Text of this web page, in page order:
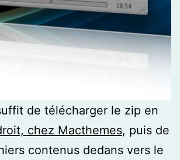
de télécharger le zip en
chez Macthemes, puis de
contenus dedans vers le